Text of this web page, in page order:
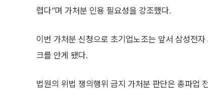
렵다”며 가처분 인용 필요성을 강조했다.
이번 가처분 신청으로 초기업노조는 앞서 삼성전
크를 안게 됐다.
법원의 위법 쟁의행위 금지 가처분 판단은 총파업